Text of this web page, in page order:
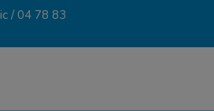
/04 78 83